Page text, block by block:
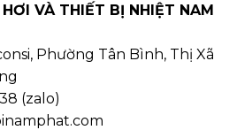
VÀ THIẾT BỊ NHIỆT NAM
Phường Tân Bình, Thị Xã
(zalo)